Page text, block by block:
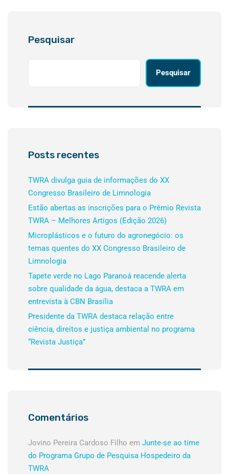
Pesquisar
Pesquisar
Posts recentes
TWRA divulga guia de informações do XX
Congresso Brasileiro de Limnologia
Estão abertas as inscrições para o Prêmio Revista
TWRA – Melhores Artigos (Edição 2026)
Microplásticos e o futuro do agronegócio: os
temas quentes do XX Congresso Brasileiro de
Limnologia
Tapete verde no Lago Paranoá reacende alerta
sobre qualidade da água, destaca a TWRA em
entrevista à CBN Brasília
Presidente da TWRA destaca relação entre
ciência, direitos e justiça ambiental no programa
“Revista Justiça”
Comentários
Jovino Pereira Cardoso Filho em Junte-se ao time
do Programa Grupo de Pesquisa Hospedeiro da
TWRA